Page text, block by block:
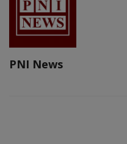
PNI News